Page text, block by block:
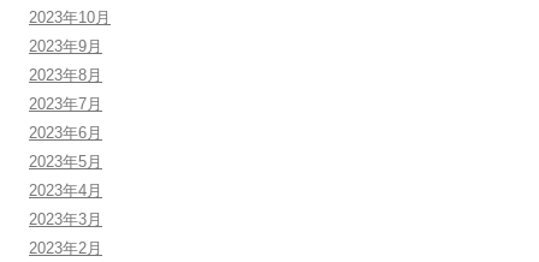
2023年10月
2023年9月
2023年8月
2023年7月
2023年6月
2023年5月
2023年4月
2023年3月
2023年2月